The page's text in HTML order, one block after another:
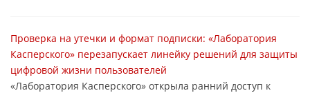
Проверка на утечки и формат подписки: «Лаборатория
Касперского» перезапускает линейку решений для защиты
цифровой жизни пользователей
«Лаборатория Касперского» открыла ранний доступ к